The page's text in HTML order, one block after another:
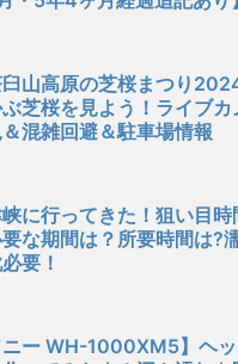
臼山高原の芝桜まつり
芝桜を見よう！ライブカ
混雑回避＆駐車場情報
に行ってきた！狙い目時
な期間は？所要時間は?
要！
ニー WH-1000XM5】ヘ